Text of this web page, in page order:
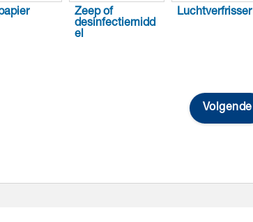
Zeep of
desinfectiemidd
el
Luchtverfrisser
Volgende